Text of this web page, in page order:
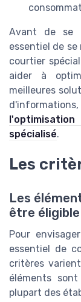
Avant de se
essentiel de
courtier
aider à
meilleures
spécialisé.
Les
Les
être éligible
Pour
essentiel de
critères
éléments
plupart des